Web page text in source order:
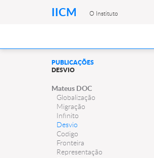
IICM O Instituto
PUBLICAÇÕES
DESVIO
Mateus DOC
Globalização
Migração
Infinito
Desvio
Codigo
Fronteira
Representação